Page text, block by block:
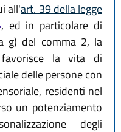
all'art. 39 della legge
, ed in particolare di
g) del comma 2, la
favorisce la vita di
delle persone con
residenti nel
un potenziamento
degli